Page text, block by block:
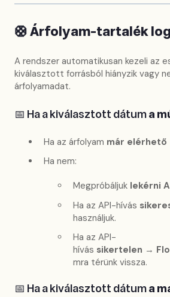
🛟Árfolyam-tartalék
A rendszer automatikusan kezeli az
kiválasztott forrásból hiányzik vagy
árfolyamadat.
📅 Ha a kiválasztott dátuma
Ha az árfolyam már elérhető
Ha nem:
Megpróbáljuk lekérni
Ha az API-hívás
használjuk.
Ha az API-
hívás sikertelen →
mra térünk vissza.
📅 Ha a kiválasztott dátuma